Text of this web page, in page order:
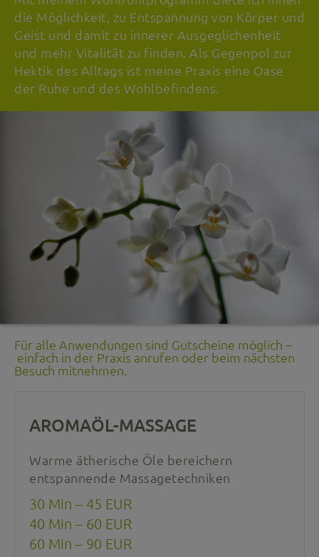
die Möglichkeit, zu Entspannung von Körper und
Geist und damit zu innerer Ausgeglichenheit
und mehr Vitalität zu finden. Als Gegenpol zur
Hektik des Alltags ist meine Praxis eine Oase
der Ruhe und des Wohlbefindens.
Für alle Anwendungen sind Gutscheine möglich –
einfach in der Praxis anrufen oder beim nächsten
Besuch mitnehmen.
AROMAÖL-MASSAGE
Warme ätherische Öle bereichern
entspannende Massagetechniken
30 Min – 45 EUR
40 Min – 60 EUR
60 Min – 90 EUR